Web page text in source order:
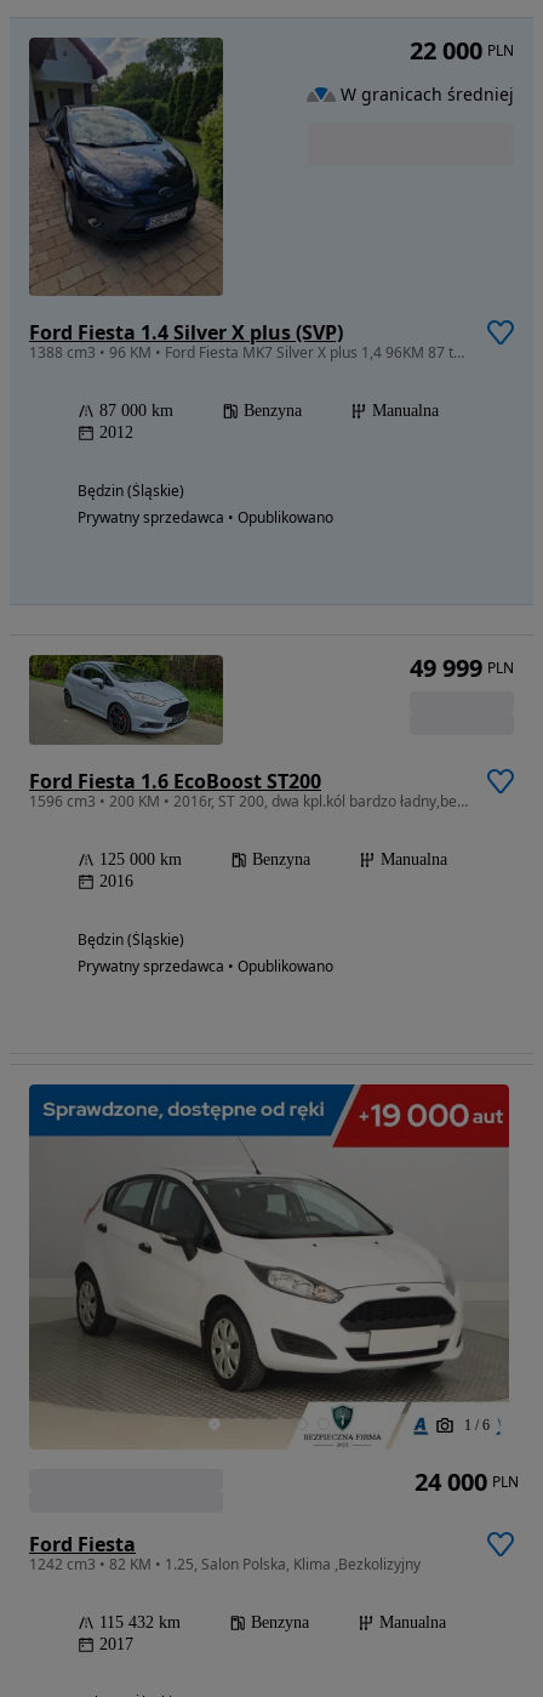
Ford Fiesta 1.4 Silver X plus (SVP)
1388 cm3 • 96 KM • Ford Fiesta MK7 Silver X plus 1,4 96KM 87 tyś przebiegu
87 000 km Benzyna
Manualna
2012
Będzin (Śląskie)
Prywatny sprzedawca • Opublikowano
22 000 PLN
W granicach średniej
Ford Fiesta 1.6 EcoBoost ST200
1596 cm3 • 200 KM • 2016r, ST 200, dwa kpl.kól bardzo ładny,bezwypadkowy
125 000 km Benzyna
Manualna
2016
Będzin (Śląskie)
Prywatny sprzedawca • Opublikowano
49 999 PLN
1 / 6
Ford Fiesta
1242 cm3 • 82 KM • 1.25, Salon Polska, Klima ,Bezkolizyjny
115 432 km Benzyna
Manualna
2017
24 000 PLN